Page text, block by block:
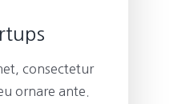
consectetur
ornare ante.